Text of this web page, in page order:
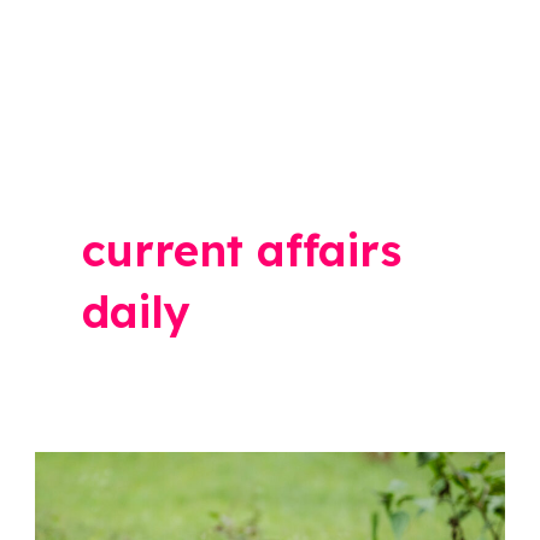
current affairs
daily
दिवसाढवळ्या